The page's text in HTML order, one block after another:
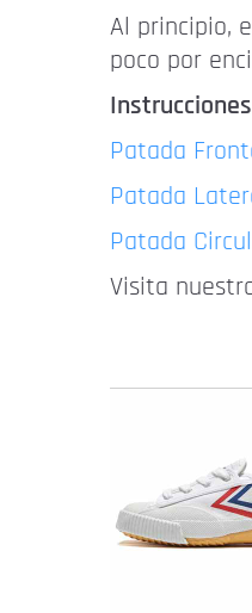
Al principio,
poco por
Patada
Patada
Patada
Visita